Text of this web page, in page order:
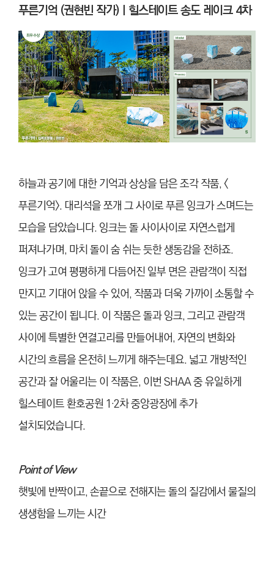
푸른기억 (권현빈 작가)ㅣ힐스테이트 송도 레이크 4차
하늘과 공기에 대한 기억과 상상을 담은 조각 작품, <
푸른기억>. 대리석을 쪼개 그 사이로 푸른 잉크가 스며드는
모습을 담았습니다. 잉크는 돌 사이사이로 자연스럽게
퍼져나가며, 마치 돌이 숨 쉬는 듯한 생동감을 전하죠.
잉크가 고여 평평하게 다듬어진 일부 면은 관람객이 직접
만지고 기대어 앉을 수 있어, 작품과 더욱 가까이 소통할 수
있는 공간이 됩니다. 이 작품은 돌과 잉크, 그리고 관람객
사이에 특별한 연결고리를 만들어내어, 자연의 변화와
시간의 흐름을 온전히 느끼게 해주는데요. 넓고 개방적인
공간과 잘 어울리는 이 작품은, 이번 SHAA 중 유일하게
힐스테이트 환호공원 1·2차 중앙광장에 추가
설치되었습니다.
Point of View
햇빛에 반짝이고, 손끝으로 전해지는 돌의 질감에서 물질의
생생함을 느끼는 시간